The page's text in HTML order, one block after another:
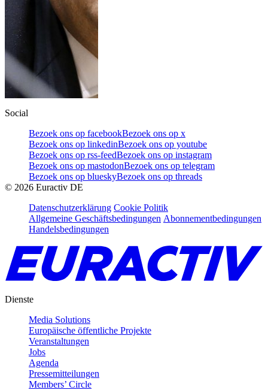
Social
Bezoek ons op facebookBezoek ons op x
Bezoek ons op linkedinBezoek ons op youtube
Bezoek ons op rss-feedBezoek ons op instagram
Bezoek ons op mastodonBezoek ons op telegram
Bezoek ons op blueskyBezoek ons op threads
© 2026 Euractiv DE
Datenschutzerklärung Cookie Politik
Allgemeine Geschäftsbedingungen Abonnementbedingungen
Handelsbedingungen
Dienste
Media Solutions
Europäische öffentliche Projekte
Veranstaltungen
Jobs
Agenda
Pressemitteilungen
Members’ Circle